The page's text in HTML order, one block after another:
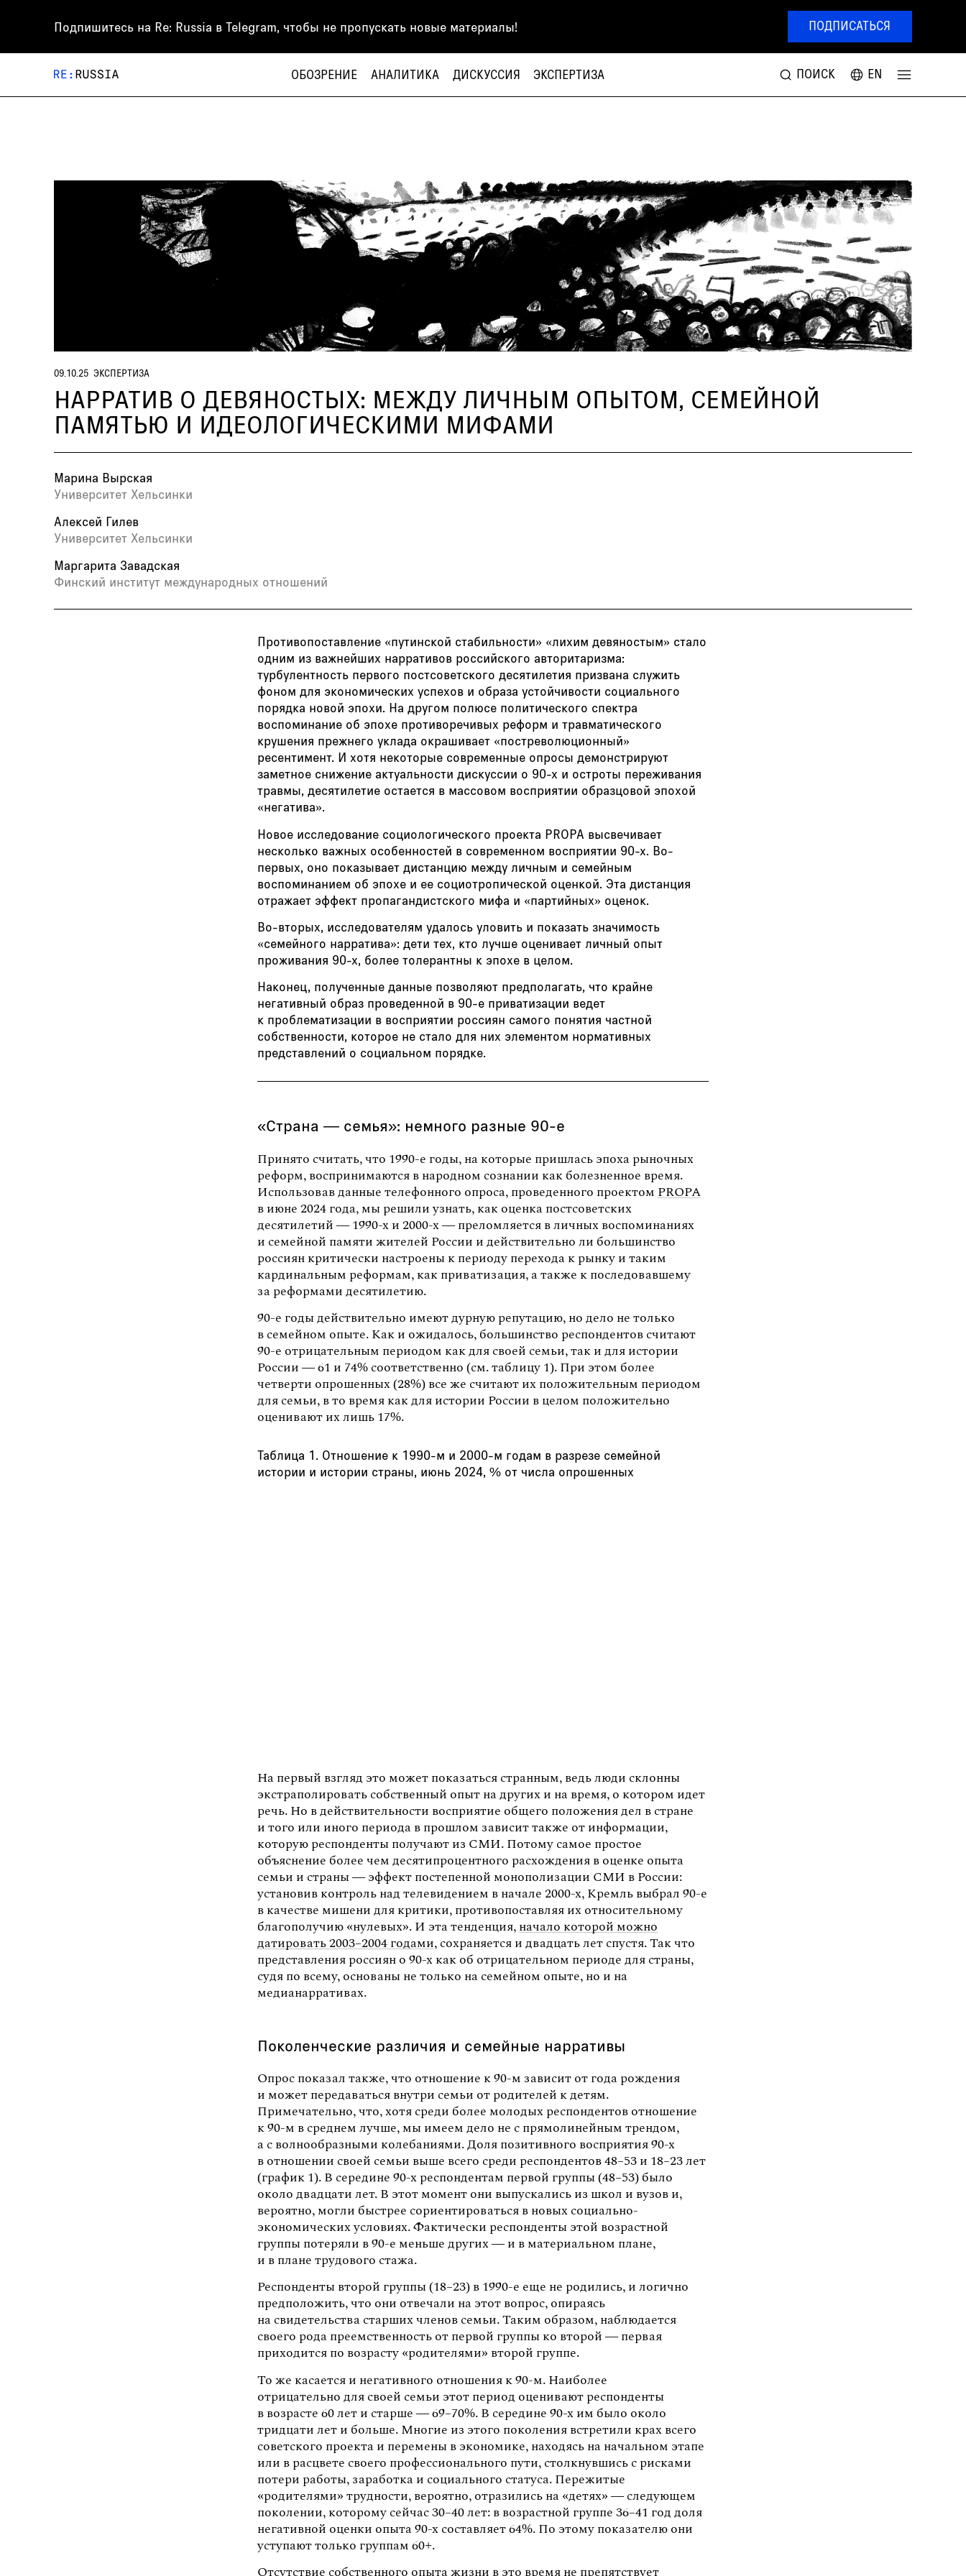
Подпишитесь на Re: Russia в Telegram, чтобы не пропускать новые материалы! ПОДПИСАТЬСЯ
ОБОЗРЕНИЕ АНАЛИТИКА ДИСКУССИЯ ЭКСПЕРТИЗА ПОИСК EN
09.10.25 ЭКСПЕРТИЗА
НАРРАТИВ О ДЕВЯНОСТЫХ: МЕЖДУ ЛИЧНЫМ ОПЫТОМ, СЕМЕЙНОЙ
ПАМЯТЬЮ И ИДЕОЛОГИЧЕСКИМИ МИФАМИ
Марина Вырская
Университет Хельсинки
Алексей Гилев
Университет Хельсинки
Маргарита Завадская
Финский институт международных отношений
Противопоставление «путинской стабильности» «лихим девяностым» стало
одним из важнейших нарративов российского авторитаризма:
турбулентность первого постсоветского десятилетия призвана служить
фоном для экономических успехов и образа устойчивости социального
порядка новой эпохи. На другом полюсе политического спектра
воспоминание об эпохе противоречивых реформ и травматического
крушения прежнего уклада окрашивает «постреволюционный»
ресентимент. И хотя некоторые современные опросы демонстрируют
заметное снижение актуальности дискуссии о 90-х и остроты переживания
травмы, десятилетие остается в массовом восприятии образцовой эпохой
«негатива».
Новое исследование социологического проекта PROPA высвечивает
несколько важных особенностей в современном восприятии 90-х. Во-
первых, оно показывает дистанцию между личным и семейным
воспоминанием об эпохе и ее социотропической оценкой. Эта дистанция
отражает эффект пропагандистского мифа и «партийных» оценок.
Во-вторых, исследователям удалось уловить и показать значимость
«семейного нарратива»: дети тех, кто лучше оценивает личный опыт
проживания 90-х, более толерантны к эпохе в целом.
Наконец, полученные данные позволяют предполагать, что крайне
негативный образ проведенной в 90-е приватизации ведет
к проблематизации в восприятии россиян самого понятия частной
собственности, которое не стало для них элементом нормативных
представлений о социальном порядке.
«Страна — семья»: немного разные 90-е
Принято считать, что 1990-е годы, на которые пришлась эпоха рыночных
реформ, воспринимаются в народном сознании как болезненное время.
Использовав данные телефонного опроса, проведенного проектом PROPA
в июне 2024 года, мы решили узнать, как оценка постсоветских
десятилетий — 1990-х и 2000-х — преломляется в личных воспоминаниях
и семейной памяти жителей России и действительно ли большинство
россиян критически настроены к периоду перехода к рынку и таким
кардинальным реформам, как приватизация, а также к последовавшему
за реформами десятилетию.
90-е годы действительно имеют дурную репутацию, но дело не только
в семейном опыте. Как и ожидалось, большинство респондентов считают
90-е отрицательным периодом как для своей семьи, так и для истории
России — 61 и 74% соответственно (см. таблицу 1). При этом более
четверти опрошенных (28%) все же считают их положительным периодом
для семьи, в то время как для истории России в целом положительно
оценивают их лишь 17%.
Таблица 1. Отношение к 1990-м и 2000-м годам в разрезе семейной
истории и истории страны, июнь 2024, % от числа опрошенных
На первый взгляд это может показаться странным, ведь люди склонны
экстраполировать собственный опыт на других и на время, о котором идет
речь. Но в действительности восприятие общего положения дел в стране
и того или иного периода в прошлом зависит также от информации,
которую респонденты получают из СМИ. Потому самое простое
объяснение более чем десятипроцентного расхождения в оценке опыта
семьи и страны — эффект постепенной монополизации СМИ в России:
установив контроль над телевидением в начале 2000-х, Кремль выбрал 90-е
в качестве мишени для критики, противопоставляя их относительному
благополучию «нулевых». И эта тенденция,начало которой можно
датировать 2003–2004 годами, сохраняется и двадцать лет спустя. Так что
представления россиян о 90-х как об отрицательном периоде для страны,
судя по всему, основаны не только на семейном опыте, но и на
медианарративах.
Поколенческие различия и семейные нарративы
Опрос показал также, что отношение к 90-м зависит от года рождения
и может передаваться внутри семьи от родителей к детям.
Примечательно, что, хотя среди более молодых респондентов отношение
к 90-м в среднем лучше, мы имеем дело не с прямолинейным трендом,
а с волнообразными колебаниями. Доля позитивного восприятия 90-х
в отношении своей семьи выше всего среди респондентов 48–53 и 18–23 лет
(график 1). В середине 90-х респондентам первой группы (48–53) было
около двадцати лет. В этот момент они выпускались из школ и вузов и,
вероятно, могли быстрее сориентироваться в новых социально-
экономических условиях. Фактически респонденты этой возрастной
группы потеряли в 90-е меньше других — и в материальном плане,
и в плане трудового стажа.
Респонденты второй группы (18–23) в 1990-е еще не родились, и логично
предположить, что они отвечали на этот вопрос, опираясь
на свидетельства старших членов семьи. Таким образом, наблюдается
своего рода преемственность от первой группы ко второй — первая
приходится по возрасту «родителями» второй группе.
То же касается и негативного отношения к 90-м. Наиболее
отрицательно для своей семьи этот период оценивают респонденты
в возрасте 60 лет и старше — 69–70%. В середине 90-х им было около
тридцати лет и больше. Многие из этого поколения встретили крах всего
советского проекта и перемены в экономике, находясь на начальном этапе
или в расцвете своего профессионального пути, столкнувшись с рисками
потери работы, заработка и социального статуса. Пережитые
«родителями» трудности, вероятно, отразились на «детях» — следующем
поколении, которому сейчас 30–40 лет: в возрастной группе 36–41 год доля
негативной оценки опыта 90-х составляет 64%. По этому показателю они
уступают только группам 60+.
Отсутствие собственного опыта жизни в это время не препятствует